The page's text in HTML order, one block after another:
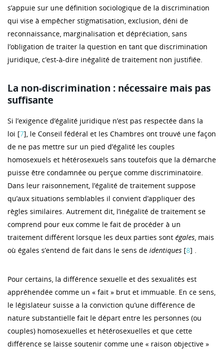
s’appuie sur une définition sociologique de la discrimination
qui vise à empêcher stigmatisation, exclusion, déni de
reconnaissance, marginalisation et dépréciation, sans
l’obligation de traiter la question en tant que discrimination
juridique, c’est-à-dire inégalité de traitement non justifiée.
La non-discrimination : nécessaire mais pas
suffisante
Si l’exigence d’égalité juridique n’est pas respectée dans la
loi [7], le Conseil fédéral et les Chambres ont trouvé une façon
de ne pas mettre sur un pied d’égalité les couples
homosexuels et hétérosexuels sans toutefois que la démarche
puisse être condamnée ou perçue comme discriminatoire.
Dans leur raisonnement, l’égalité de traitement suppose
qu’aux situations semblables il convient d’appliquer des
règles similaires. Autrement dit, l’inégalité de traitement se
comprend pour eux comme le fait de procéder à un
traitement différent lorsque les deux parties sont égales, mais
où égales s’entend de fait dans le sens de identiques [8] .
Pour certains, la différence sexuelle et des sexualités est
appréhendée comme un « fait » brut et immuable. En ce sens,
le législateur suisse a la conviction qu’une différence de
nature substantielle fait le départ entre les personnes (ou
couples) homosexuelles et hétérosexuelles et que cette
différence se laisse soutenir comme une « raison objective »